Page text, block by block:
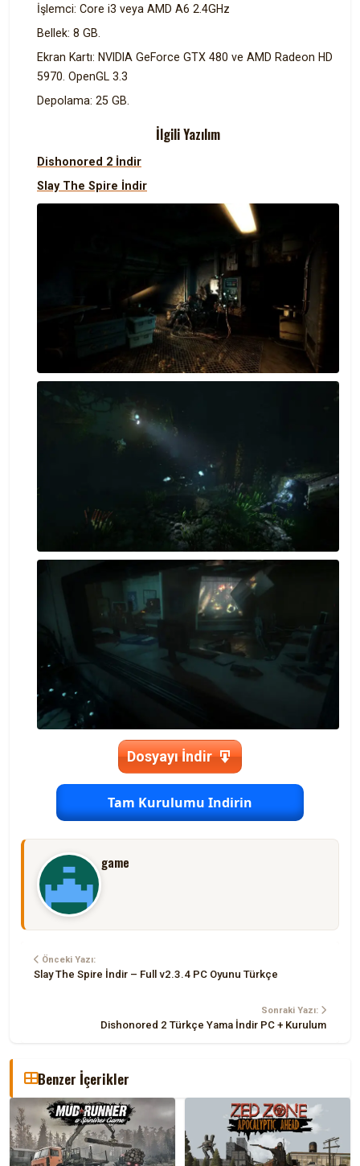
İşlemci: Core i3 veya AMD A6 2.4GHz
Bellek: 8 GB.
Ekran Kartı: NVIDIA GeForce GTX 480 ve AMD Radeon HD
5970. OpenGL 3.3
Depolama: 25 GB.
İlgili Yazılım
Dishonored 2 İndir
Slay The Spire İndir
Dosyayı İndir
Tam Kurulumu Indirin
game
Önceki Yazı:
Slay The Spire İndir – Full v2.3.4 PC Oyunu Türkçe
Sonraki Yazı:
Dishonored 2 Türkçe Yama İndir PC + Kurulum
Benzer İçerikler